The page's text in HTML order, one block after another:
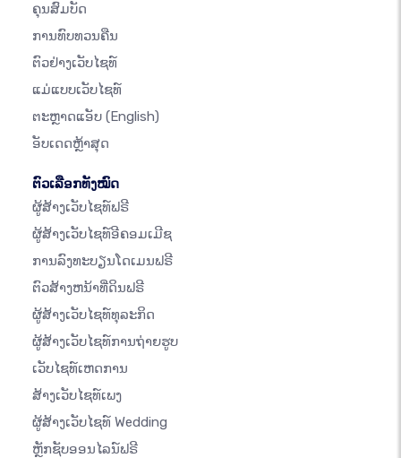
ຄຸນສົມບັດ
ການທົບທວນຄືນ
ຕົວຢ່າງເວັບໄຊທ໌
ແມ່ແບບເວັບໄຊທ໌
ຕະຫຼາດແອັບ (English)
ອັບເດດຫຼ້າສຸດ
ຕົວເລືອກທັງໝົດ
ຜູ້ສ້າງເວັບໄຊທ໌ຟຣີ
ຜູ້ສ້າງເວັບໄຊທ໌ອີຄອມເມີຊ
ການລົງທະບຽນໂດເມນຟຣີ
ຕົວສ້າງຫນ້າທີ່ດິນຟຣີ
ຜູ້ສ້າງເວັບໄຊທ໌ທຸລະກິດ
ຜູ້ສ້າງເວັບໄຊທ໌ການຖ່າຍຮູບ
ເວັບໄຊທ໌ເຫດການ
ສ້າງເວັບໄຊທ໌ເພງ
ຜູ້ສ້າງເວັບໄຊທ໌ Wedding
ຫຼັກຊັບອອນໄລນ໌ຟຣີ